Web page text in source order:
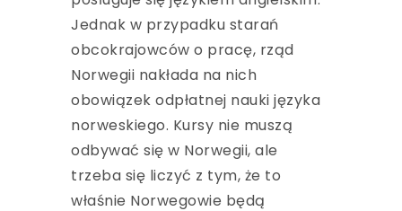
Jednak w przypadku starań
obcokrajowców o pracę, rząd
Norwegii nakłada na nich
obowiązek odpłatnej nauki języka
norweskiego. Kursy nie muszą
odbywać się w Norwegii, ale
trzeba się liczyć z tym, że to
właśnie Norwegowie będą